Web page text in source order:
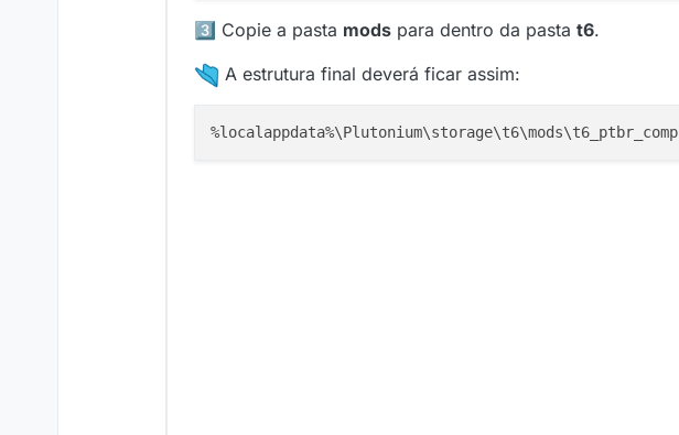
3️⃣ Copie a pasta mods para dentro da pasta t6.
A estrutura final deverá ficar assim: